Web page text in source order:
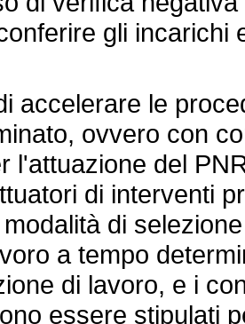
gli incarichi
le
ovvero con
l'attuazione del
di interventi
di
a tempo
di lavoro, e i
essere stipulati